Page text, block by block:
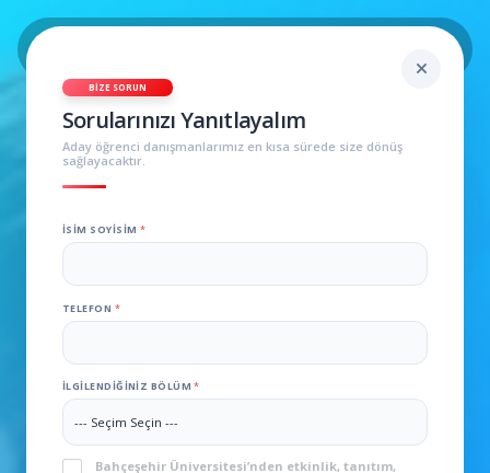
BIZE SORUN
Sorularınızı Yanıtlayalım
Aday öğrenci danışmanlarımız en kısa sürede size dönüş
sağlayacaktır.
İSIM SOYISIM *
TELEFON *
İLGILENDIĞINIZ BÖLÜM*
KVKK*
Bahçeşehir Üniversitesi’nden etkinlik, tanıtım,